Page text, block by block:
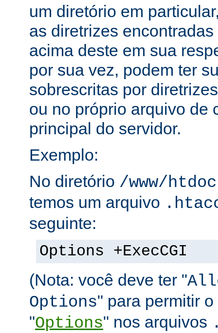
um diretório em
as diretrizes
acima deste em sua
por sua vez, podem ter
sobrescritas por
ou no próprio arquivo de
principal do servidor.
Exemplo:
No diretório /www/
temos um arquivo
seguinte:
Options +ExecCGI
(Nota: você deve ter "
Options" para permitir
"Options" nos arquivos